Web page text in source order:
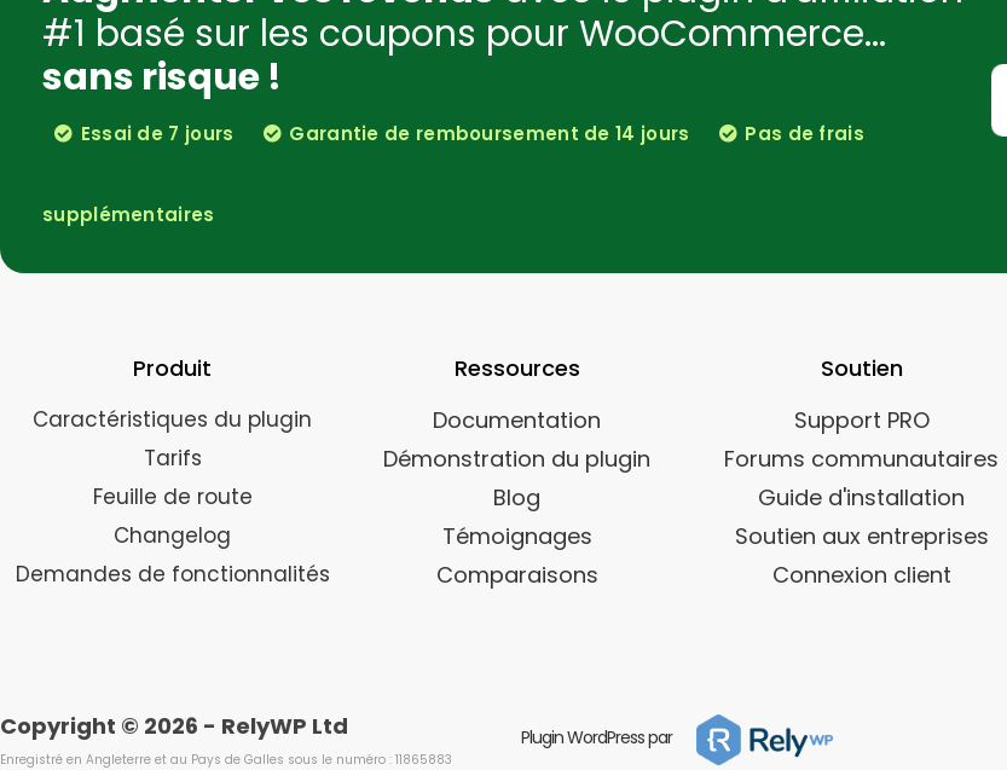
#1 basé sur les coupons pour WooCommerce...
sans risque !
Essai de 7 jours Garantie de remboursement de 14 jours Pas de frais
supplémentaires
Produit
Caractéristiques du plugin
Tarifs
Feuille de route
Changelog
Demandes de fonctionnalités
Ressources
Documentation
Démonstration du plugin
Blog
Témoignages
Comparaisons
Soutien
Support PRO
Forums communautaires
Guide d'installation
Soutien aux entreprises
Connexion client
Copyright © 2026 - RelyWP Ltd
Enregistré en Angleterre et au Pays de Galles sous le numéro : 11865883
Plugin WordPress par